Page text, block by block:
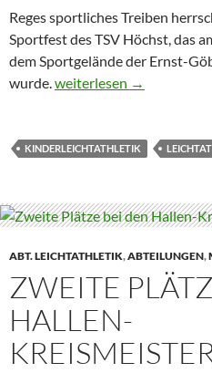
Reges sportliches Treiben
Sportfest des TSV Höchst, das
dem Sportgelände der Ernst-
wurde.Gelungenes
weiterlesen →
KINDERLEICHTATHLETIK
ABT. LEICHTATHLETIK,ABTEILUNGEN,
ZWEITE
HALLEN-